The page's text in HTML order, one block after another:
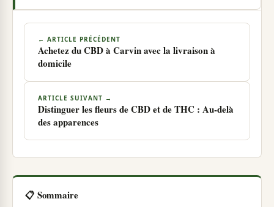
← ARTICLE PRÉCÉDENT
Achetez du CBD à Carvin avec la livraison à
domicile
ARTICLE SUIVANT →
Distinguer les fleurs de CBD et de THC : Au-delà
des apparences
📋 Sommaire